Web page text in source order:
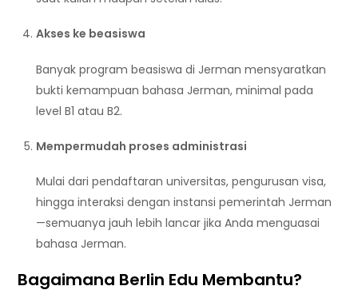
Akses ke beasiswa
Banyak program beasiswa di Jerman mensyaratkan
bukti kemampuan bahasa Jerman, minimal pada
level B1 atau B2.
Mempermudah proses administrasi
Mulai dari pendaftaran universitas, pengurusan visa,
hingga interaksi dengan instansi pemerintah Jerman
—semuanya jauh lebih lancar jika Anda menguasai
bahasa Jerman.
Bagaimana Berlin Edu Membantu?